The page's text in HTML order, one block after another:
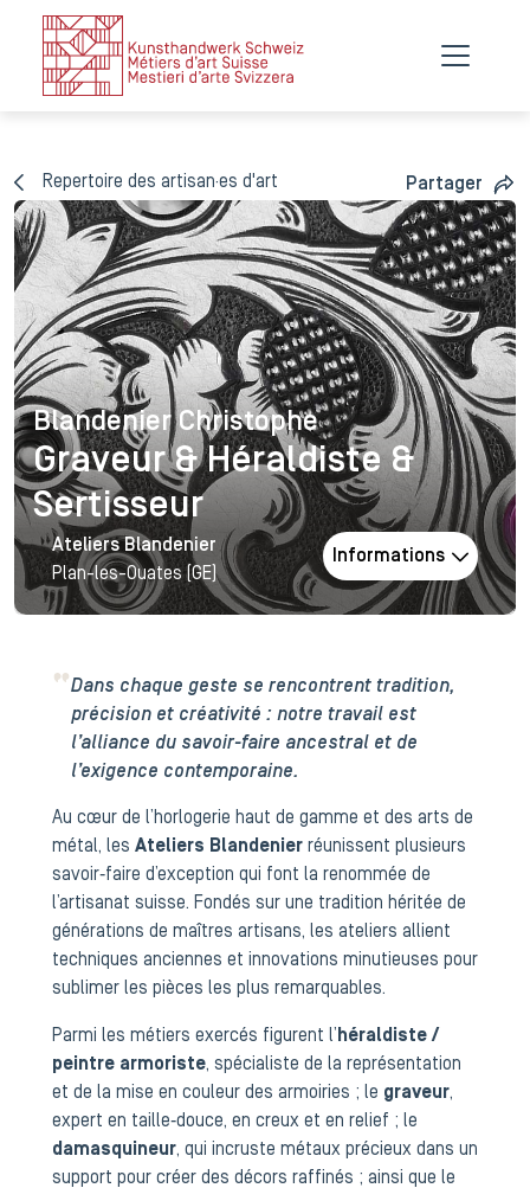
Repertoire des artisan·es d'art Partager
Blandenier Christophe
Blandenier Christophe
Graveur & Héraldiste &
Sertisseur
Ateliers Blandenier
Plan-les-Ouates (GE)
Informations
Dans chaque geste se rencontrent tradition,
précision et créativité : notre travail est
l’alliance du savoir-faire ancestral et de
l’exigence contemporaine.
Au cœur de l’horlogerie haut de gamme et des arts de
métal, les Ateliers Blandenier réunissent plusieurs
savoir‑faire d’exception qui font la renommée de
l’artisanat suisse. Fondés sur une tradition héritée de
générations de maîtres artisans, les ateliers allient
techniques anciennes et innovations minutieuses pour
sublimer les pièces les plus remarquables.
Parmi les métiers exercés figurent l’ héraldiste /
peintre armoriste, spécialiste de la représentation
et de la mise en couleur des armoiries ; le graveur,
expert en taille‑douce, en creux et en relief ; le
damasquineur, qui incruste métaux précieux dans un
support pour créer des décors raffinés ; ainsi que le